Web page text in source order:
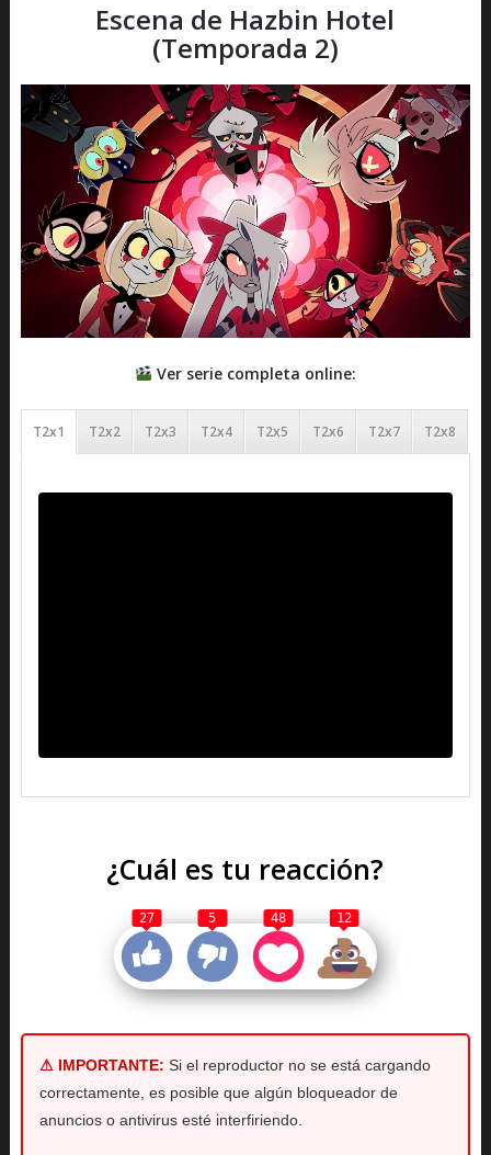
Escena de Hazbin Hotel
(Temporada 2)
Ver serie completa online:
T2x1 T2x2 T2x3 T2x4 T2x5 T2x6 T2x7 T2x8
¿Cuál es tu reacción?
27 5 48 12
⚠ IMPORTANTE: Si el reproductor no se está cargando
correctamente, es posible que algún bloqueador de
anuncios o antivirus esté interfiriendo.